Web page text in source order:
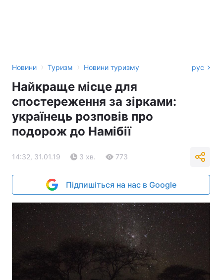
Новини › Туризм › Новини туризму рус
Найкраще місце для
спостереження за зірками:
українець розповів про
подорож до Намібії
14:32, 31.01.19 3 хв. 773
Підпишіться на нас в Google